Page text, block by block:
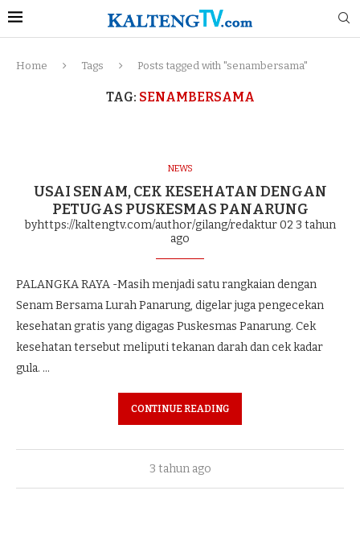
Home Tags Posts tagged with "senambersama"
TAG: SENAMBERSAMA
NEWS
USAI SENAM, CEK KESEHATAN DENGAN
PETUGAS PUSKESMAS PANARUNG
byhttps://kaltengtv.com/author/gilang/redaktur 02 3 tahun
ago
PALANGKA RAYA -Masih menjadi satu rangkaian dengan
Senam Bersama Lurah Panarung, digelar juga pengecekan
kesehatan gratis yang digagas Puskesmas Panarung. Cek
kesehatan tersebut meliputi tekanan darah dan cek kadar
gula. …
CONTINUE READING
3 tahun ago